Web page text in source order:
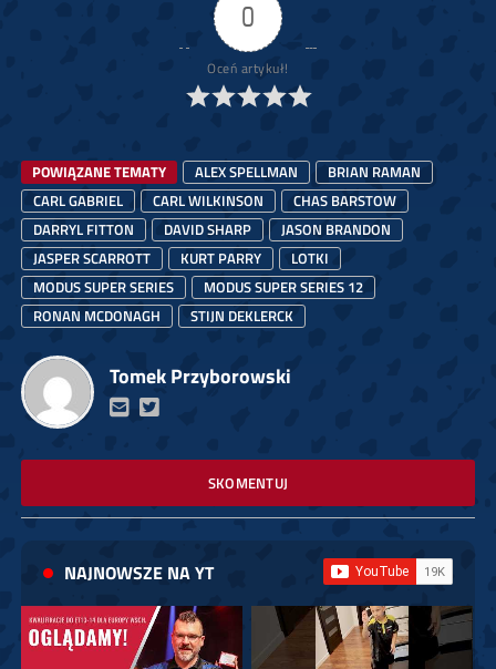
0
Oceń artykuł!
POWIĄZANE TEMATY ALEX SPELLMAN
BRIAN RAMAN
CARL GABRIEL
CARL WILKINSON
CHAS BARSTOW
DARRYL FITTON
DAVID SHARP
JASON BRANDON
JASPER SCARROTT
KURT PARRY
LOTKI
MODUS SUPER SERIES
MODUS SUPER SERIES 12
RONAN MCDONAGH
STIJN DEKLERCK
Tomek Przyborowski
SKOMENTUJ
NAJNOWSZE NA YT